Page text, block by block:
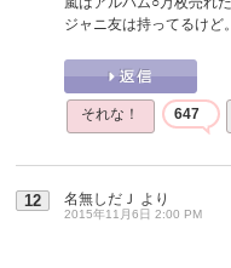
ジャニ友は持ってるけど。
それな！ 647
12 名無しだＪ より
2015年11月6日 2:00 PM